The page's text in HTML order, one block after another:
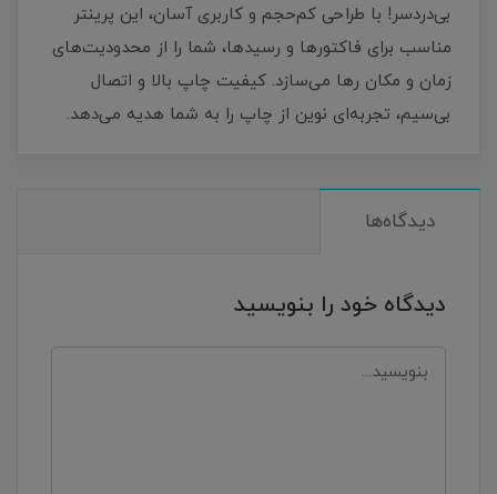
بی‌دردسر! با طراحی کم‌حجم و کاربری آسان، این پرینتر
مناسب برای فاکتورها و رسیدها، شما را از محدودیت‌های
زمان و مکان رها می‌سازد. کیفیت چاپ بالا و اتصال
بی‌سیم، تجربه‌ای نوین از چاپ را به شما هدیه می‌دهد.
دیدگاه‌ها
دیدگاه خود را بنویسید